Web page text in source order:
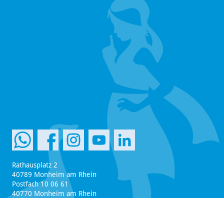
Rathausplatz 2
40789 Monheim am Rhein
Postfach 10 06 61
40770 Monheim am Rhein